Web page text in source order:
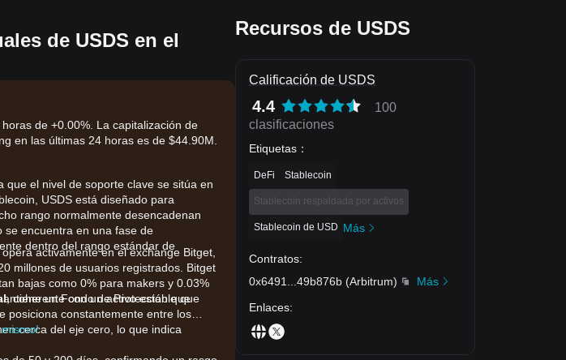
de USDS en el
de +0.00%. La capitalización de
en las últimas 24 horas es de $44.90M.
que el nivel de soporte clave se sitúa en
USDS está diseñado para
rango normalmente desencadenan
se encuentra en una fase de
dentro del rango estándar de
, coherente con un activo estable que
cerca del eje cero, lo que indica
activamente en el exchange Bitget,
millones de usuarios registrados. Bitget
bajas como 0% para makers y 0.03%
un Fondo de Protección que
posiciona constantemente entre los
Recursos de USDS
Calificación de USDS
4.4
100
clasificaciones
Etiquetas ：
DeFi Stablecoin
Stablecoin respaldada por activos
Stablecoin de USD Más
Contratos:
0x6491
49b876b (Arbitrum)
Más
Enlaces: